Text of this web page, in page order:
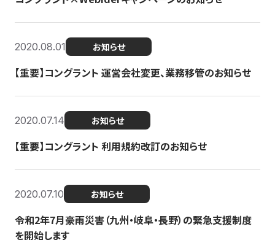
2020.08.01 お知らせ
【重要】コングラント 運営会社変更、業務移管のお知らせ
2020.07.14 お知らせ
【重要】コングラント 利用規約改訂のお知らせ
2020.07.10 お知らせ
令和2年7月豪雨災害（九州・岐阜・長野）の緊急支援制度
を開始します